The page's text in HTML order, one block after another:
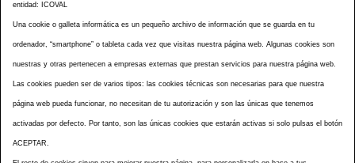
¿SABÍAS QUÉ?
CENTROS VETERINARIOS
TABLÓN ANUNCIOS
CURSOS Y EVENTOS
TÉRMINOS Y CONDICIONES
ESPECIAL COVID 19
NOTICIAS
entidad: ICOVAL
Una cookie o galleta informática es un pequeño archivo de información que se guarda en tu
ordenador, “smartphone” o tableta cada vez que visitas nuestra página web. Algunas cookies son
nuestras y otras pertenecen a empresas externas que prestan servicios para nuestra página web.
Las cookies pueden ser de varios tipos: las cookies técnicas son necesarias para que nuestra
página web pueda funcionar, no necesitan de tu autorización y son las únicas que tenemos
activadas por defecto. Por tanto, son las únicas cookies que estarán activas si solo pulsas el botón
ACEPTAR.